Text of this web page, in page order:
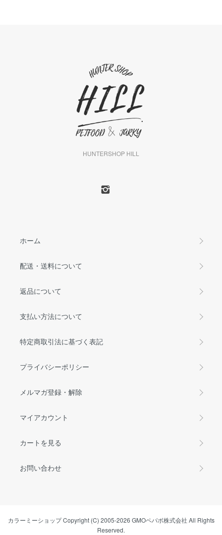
HUNTERSHOP HILL
ホーム
配送・送料について
返品について
支払い方法について
特定商取引法に基づく表記
プライバシーポリシー
メルマガ登録・解除
マイアカウント
カートを見る
お問い合わせ
カラーミーショップCopyright (C) 2005-2026 GMOペパボ株式会社 All Rights
Reserved.